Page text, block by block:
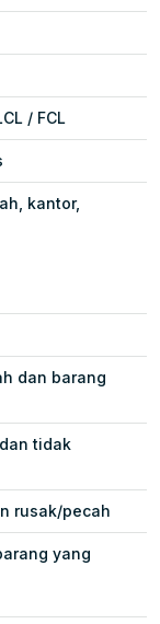
/ FCL
kantor,
dan barang
tidak
rusak/pecah
yang